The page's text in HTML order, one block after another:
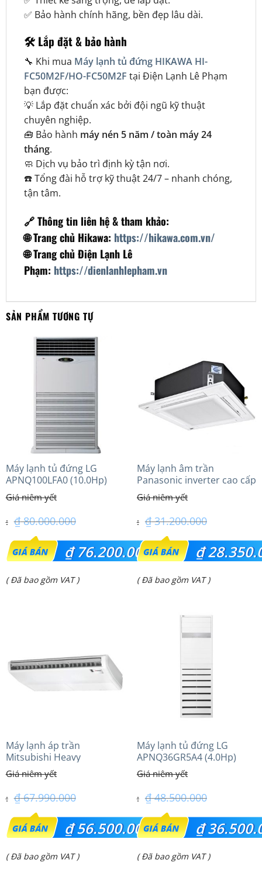
✅ Bảo hành chính hãng, bền đẹp lâu dài.
🛠️ Lắp đặt & bảo hành
🔧 Khi mua Máy lạnh tủ đứng HIKAWA HI-
FC50M2F/HO-FC50M2F tại Điện Lạnh Lê Phạm
bạn được:
💡 Lắp đặt chuẩn xác bởi đội ngũ kỹ thuật
chuyên nghiệp.
🧰 Bảo hành máy nén 5 năm / toàn máy 24
tháng.
🧼 Dịch vụ bảo trì định kỳ tận nơi.
☎️ Tổng đài hỗ trợ kỹ thuật 24/7 – nhanh chóng,
tận tâm.
🔗 Thông tin liên hệ & tham khảo:
🌐 Trang chủ Hikawa: https://hikawa.com.vn/
🌐 Trang chủ Điện Lạnh Lê
Phạm: https://dienlanhlepham.vn
SẢN PHẨM TƯƠNG TỰ
Máy lạnh tủ đứng LG
APNQ100LFA0 (10.0Hp)
₫80.000.000
Giá
gốc
là:
₫76.200.000
Giá
₫ 76.200.000.
( Đã bao gồm VAT )
Máy lạnh âm trần
Panasonic inverter cao cấp
(2.5Hp) S-1821PU3HA/U-
21PRH1H5
₫31.200.000
Giá
gốc
là:
₫
Giá
( Đã bao gồm VAT )
Máy lạnh áp trần
Mitsubishi Heavy
FDE140VG (6.0Hp) Cao cấp
– 1 Pha
₫67.990.000
Giá
gốc
là:
₫56.500.000
Giá
( Đã bao gồm VAT )
Máy lạnh tủ đứng LG
APNQ36GR5A4 (4.0Hp)
inverter
₫48.500.000
Giá
gốc
là:
₫
Giá
( Đã bao gồm VAT )